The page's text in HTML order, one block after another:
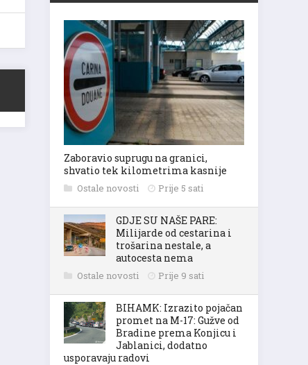
Zaboravio suprugu na granici,
shvatio tek kilometrima kasnije
Ostale novosti Prije 5 sati
GDJE SU NAŠE PARE:
Milijarde od cestarina i
trošarina nestale, a
autocesta nema
Ostale novosti Prije 9 sati
BIHAMK: Izrazito pojačan
promet na M-17: Gužve od
Bradine prema Konjicu i
Jablanici, dodatno
usporavaju radovi